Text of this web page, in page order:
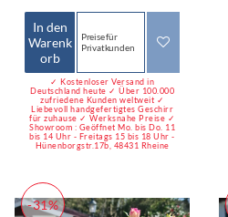
In den
Warenk
orb
Preise für
Privatkunden
✓ Kostenloser Versand in
Deutschland heute ✓ Über 100.000
zufriedene Kunden weltweit ✓
Liebevoll handgefertigtes Geschirr
für zuhause ✓ Werksnahe Preise ✓
Showroom : Geöffnet Mo. bis Do. 11
bis 14 Uhr - Freitags 15 bis 18 Uhr -
Hünenborgstr.17b, 48431 Rheine
-31%